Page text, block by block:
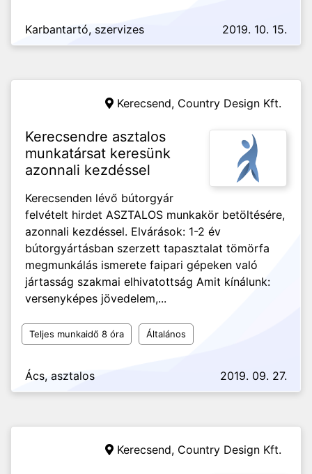
Karbantartó, szervizes 2019. 10. 15.
Kerecsend, Country Design Kft.
Kerecsendre asztalos
munkatársat keresünk
azonnali kezdéssel
Kerecsenden lévő bútorgyár
felvételt hirdet ASZTALOS munkakör betöltésére,
azonnali kezdéssel. Elvárások: 1-2 év
bútorgyártásban szerzett tapasztalat tömörfa
megmunkálás ismerete faipari gépeken való
jártasság szakmai elhivatottság Amit kínálunk:
versenyképes jövedelem,...
Teljes munkaidő 8 óra Általános
Ács, asztalos 2019. 09. 27.
Kerecsend, Country Design Kft.